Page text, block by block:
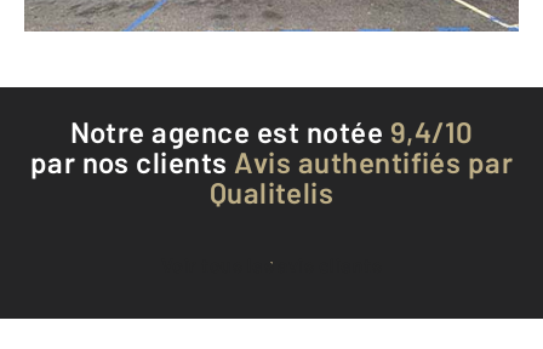
Téléphoner à l'agence
Notre agence est notée 9,4/10
par nos clients Avis authentifiés par
Qualitelis
Voir tous les avis clients